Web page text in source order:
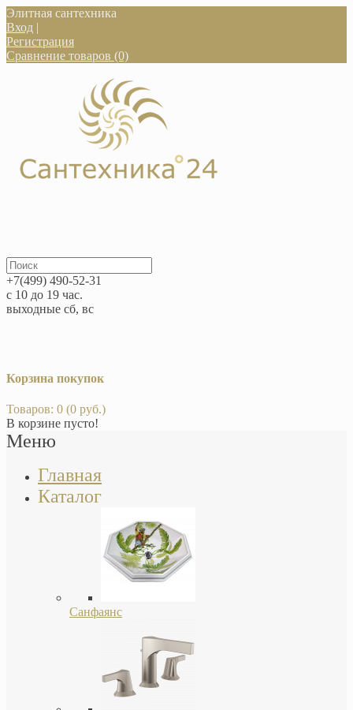
Элитная сантехника
Вход |
Регистрация
Сравнение товаров (0)
+7(499) 490-52-31
с 10 до 19 час.
выходные сб, вс
Корзина покупок
Товаров: 0 (0 руб.)
В корзине пусто!
Меню
Главная
Каталог
Санфаянс